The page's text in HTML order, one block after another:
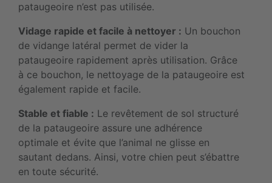
pataugeoire n’est pas utilisée.
Vidage rapide et facile à nettoyer : Un bouchon
de vidange latéral permet de vider la
pataugeoire rapidement après utilisation. Grâce
à ce bouchon, le nettoyage de la pataugeoire est
également rapide et facile.
Stable et fiable : Le revêtement de sol structuré
de la pataugeoire assure une adhérence
optimale et évite que l’animal ne glisse en
sautant dedans. Ainsi, votre chien peut s’ébattre
en toute sécurité.